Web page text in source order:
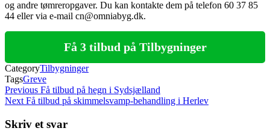
og andre tømreropgaver. Du kan kontakte dem på telefon 60 37 85
44 eller via e-mail cn@omniabyg.dk.
Få 3 tilbud på Tilbygninger
CategoryTilbygninger
TagsGreve
Indlægsnavigation
Previous
Post
Previous Få tilbud på hegn i Sydsjælland
Next
Next Få tilbud på skimmelsvamp-behandling i Herlev
Skriv et svar